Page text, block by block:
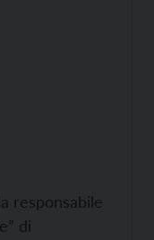
responsabile
di